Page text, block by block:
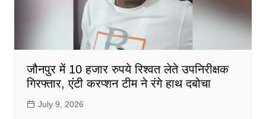
जौनपुर में 10 हजार रुपये रिश्वत लेते उपनिरीक्षक
गिरफ्तार, एंटी करप्शन टीम ने रंगे हाथ दबोचा
July 9, 2026